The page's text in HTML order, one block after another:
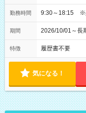
勤務時間 9:30～18:15 ※
期間 2026/10/01～
特徴 履歴書不要
気になる！